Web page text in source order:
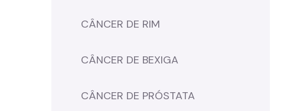
CÂNCER DE RIM
CÂNCER DE BEXIGA
CÂNCER DE PRÓSTATA